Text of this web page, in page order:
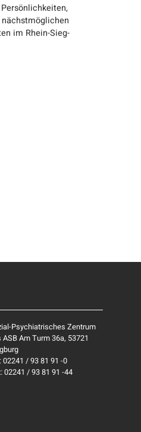
im Rhein-Sieg-
Psychiatrisches Zentrum
ASB Am Turm 36a, 53721
02241 / 93 81 91 -0
02241 / 93 81 91 -44